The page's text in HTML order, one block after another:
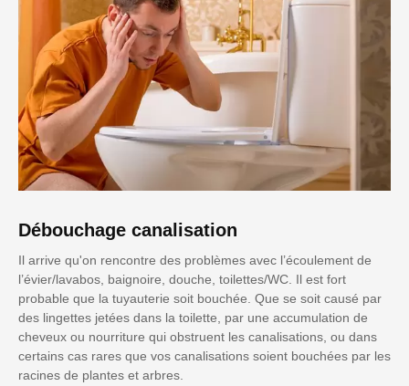
Débouchage canalisation
Il arrive qu'on rencontre des problèmes avec l’écoulement de
l’évier/lavabos, baignoire, douche, toilettes/WC. Il est fort
probable que la tuyauterie soit bouchée. Que se soit causé par
des lingettes jetées dans la toilette, par une accumulation de
cheveux ou nourriture qui obstruent les canalisations, ou dans
certains cas rares que vos canalisations soient bouchées par les
racines de plantes et arbres.